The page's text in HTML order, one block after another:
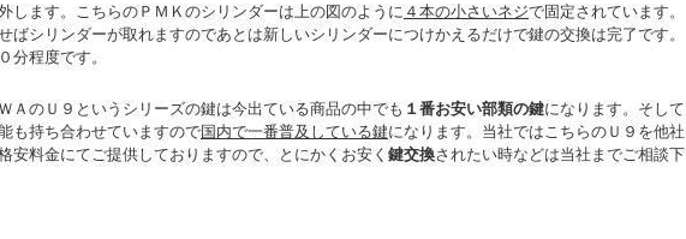
します。こちらのＰＭＫのシリンダーは上の図のように ４本の小さいネジで固定されています。
ばシリンダーが取れますのであとは新しいシリンダーにつけかえるだけで鍵の交換は完了です。
分程度です。
ＡのＵ９というシリーズの鍵は今出ている商品の中でも １番お安い部類の鍵になります。そして
も持ち合わせていますので国内で一番普及している鍵になります。当社ではこちらのＵ９を他社
安料金にてご提供しておりますので、とにかくお安く 鍵交換されたい時などは当社までご相談下